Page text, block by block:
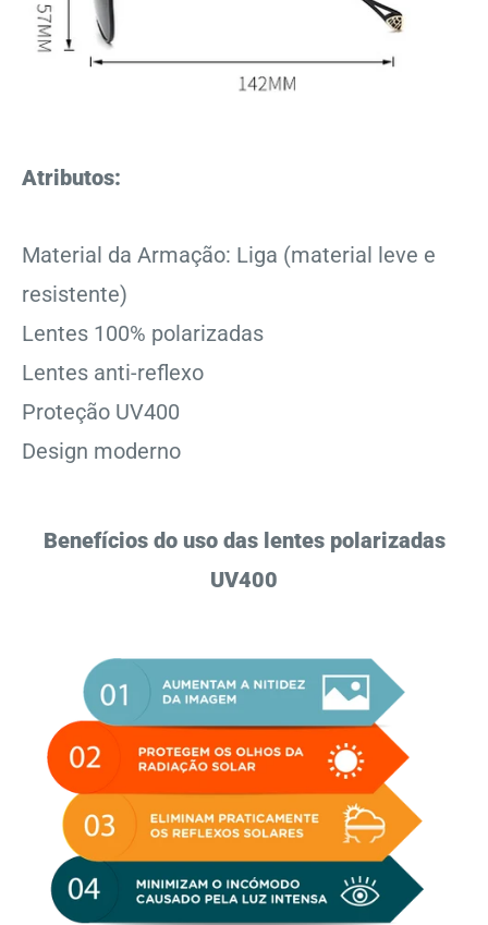
Atributos:
Material da Armação: Liga (material leve e
resistente)
Lentes 100% polarizadas
Lentes anti-reflexo
Proteção UV400
Design moderno
Benefícios do uso das lentes polarizadas
UV400